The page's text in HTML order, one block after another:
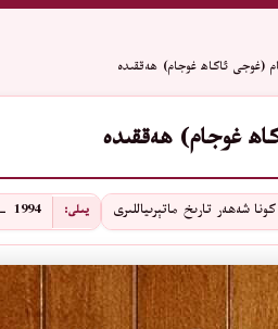
(غوجى ئاكاھ غوجام) ھەققىدە
غوجام) ھەققىدە
كونا شەھەر تارىخ ماتېرىياللىرى يىلى: 1994 - يىل